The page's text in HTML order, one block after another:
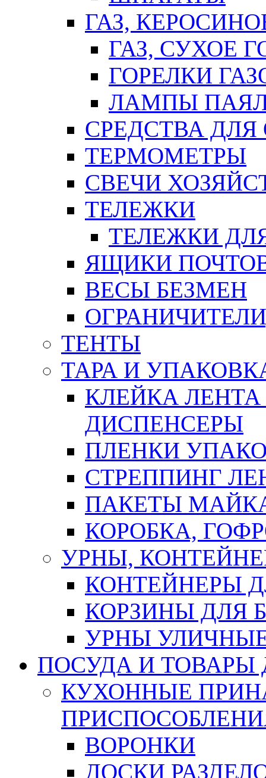
ГАЗ,
ГАЗ, СУХОЕ
ГОРЕЛКИ
ЛАМПЫ
СРЕДСТВА
ТЕРМОМЕТРЫ
СВЕЧИ
ТЕЛЕЖКИ
ТЕЛЕЖКИ
ЯЩИКИ
ВЕСЫ БЕЗМЕН
ТЕНТЫ
ТАРА И
КЛЕЙКА
ДИСПЕНСЕРЫ
ПЛЕНКИ
СТРЕППИНГ
ПАКЕТЫ
КОРОБКА,
УРНЫ,
КОНТЕЙНЕРЫ
КОРЗИНЫ ДЛЯ
УРНЫ
ПОСУДА И ТОВАРЫ
КУХОННЫЕ
ВОРОНКИ
ДОСКИ